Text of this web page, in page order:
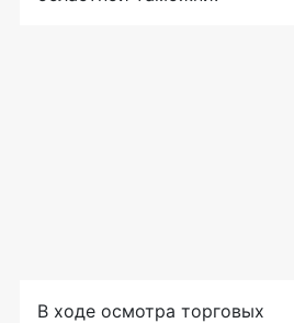
В ходе осмотра торговых